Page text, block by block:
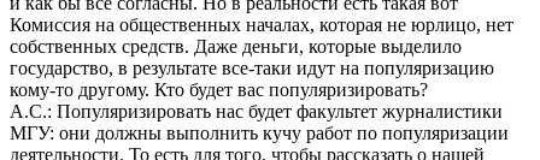
Комиссия на общественных началах, которая не юрлицо, нет
собственных средств. Даже деньги, которые выделило
государство, в результате все-таки идут на популяризацию
кому-то другому. Кто будет вас популяризировать?
А.С.: Популяризировать нас будет факультет журналистики
МГУ: они должны выполнить кучу работ по популяризации
деятельности. То есть для того, чтобы рассказать о нашей